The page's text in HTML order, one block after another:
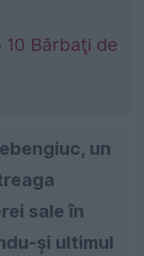
Bărbaţi de
un
sale în
și ultimul